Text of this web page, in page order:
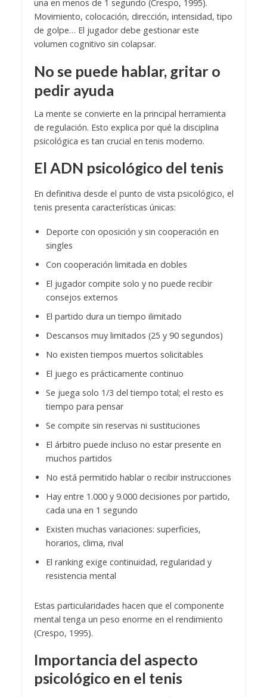
una en menos de 1 segundo (Crespo, 1995).
Movimiento, colocación, dirección, intensidad, tipo
de golpe… El jugador debe gestionar este
volumen cognitivo sin colapsar.
No se puede hablar, gritar o
pedir ayuda
La mente se convierte en la principal herramienta
de regulación. Esto explica por qué la disciplina
psicológica es tan crucial en tenis moderno.
El ADN psicológico del tenis
En definitiva desde el punto de vista psicológico, el
tenis presenta características únicas:
Deporte con oposición y sin cooperación en
singles
Con cooperación limitada en dobles
El jugador compite solo y no puede recibir
consejos externos
El partido dura un tiempo ilimitado
Descansos muy limitados (25 y 90 segundos)
No existen tiempos muertos solicitables
El juego es prácticamente continuo
Se juega solo 1/3 del tiempo total; el resto es
tiempo para pensar
Se compite sin reservas ni sustituciones
El árbitro puede incluso no estar presente en
muchos partidos
No está permitido hablar o recibir instrucciones
Hay entre 1.000 y 9.000 decisiones por partido,
cada una en 1 segundo
Existen muchas variaciones: superficies,
horarios, clima, rival
El ranking exige continuidad, regularidad y
resistencia mental
Estas particularidades hacen que el componente
mental tenga un peso enorme en el rendimiento
(Crespo, 1995).
Importancia del aspecto
psicológico en el tenis